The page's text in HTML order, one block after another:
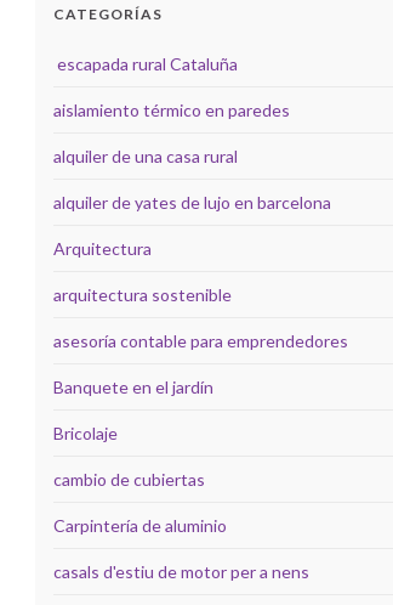
CATEGORÍAS
escapada rural Cataluña
aislamiento térmico en paredes
alquiler de una casa rural
alquiler de yates de lujo en barcelona
Arquitectura
arquitectura sostenible
asesoría contable para emprendedores
Banquete en el jardín
Bricolaje
cambio de cubiertas
Carpintería de aluminio
casals d'estiu de motor per a nens